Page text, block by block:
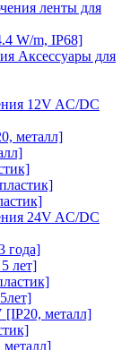
ленты для
W/m, IP68]
Аксессуары для
AC/DC
металл]
AC/DC
года]
лет]
металл]